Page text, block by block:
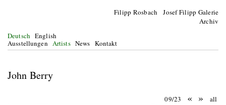
Filipp Rosbach Josef Filipp Galerie
Archiv
Deutsch English
Ausstellungen Artists News Kontakt
John Berry
09/23 « » all